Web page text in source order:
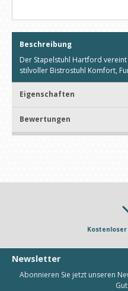
Beschreibung
Der Stapelstuhl Hartford
stilvoller Bistrostuhl Komfort,
Eigenschaften
Bewertungen
Kostenloser
Newsletter
Abonnieren Sie jetzt unseren